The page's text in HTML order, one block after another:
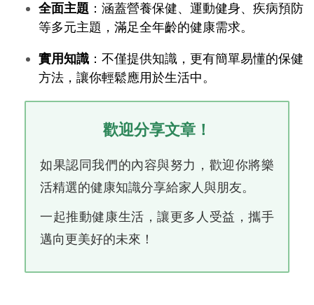
全面主題 ：涵蓋營養保健、運動健身、疾病預防
等多元主題，滿足全年齡的健康需求。
實用知識 ：不僅提供知識，更有簡單易懂的保健
方法，讓你輕鬆應用於生活中。
歡迎分享文章！
如果認同我們的內容與努力，歡迎你將樂
活精選的健康知識分享給家人與朋友。
一起推動健康生活，讓更多人受益，攜手
邁向更美好的未來！